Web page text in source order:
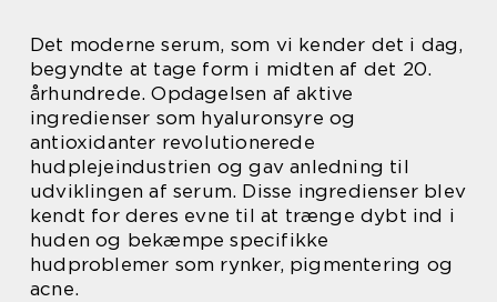
Det moderne serum, som vi kender det i dag,
begyndte at tage form i midten af det 20.
århundrede. Opdagelsen af aktive
ingredienser som hyaluronsyre og
antioxidanter revolutionerede
hudplejeindustrien og gav anledning til
udviklingen af serum. Disse ingredienser blev
kendt for deres evne til at trænge dybt ind i
huden og bekæmpe specifikke
hudproblemer som rynker, pigmentering og
acne.